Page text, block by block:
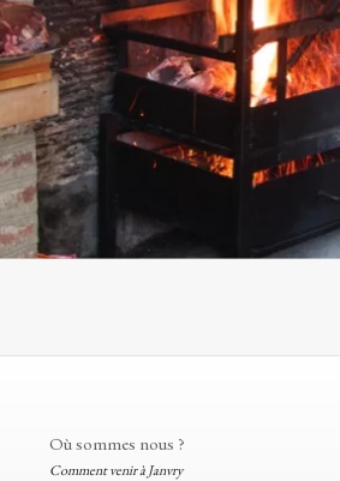
Où sommes nous ?
Comment venir à Janvry